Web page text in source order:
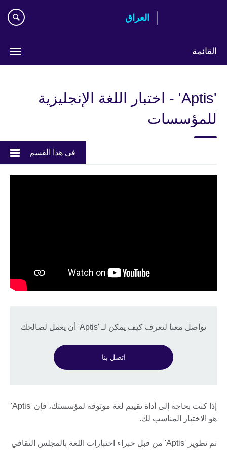
العراق
القائمة
'Aptis' - اختبار اللغة الإنجليزية
للمؤسسات
في هذا القسم
تواصل معنا لتعرف كيف يمكن لـ 'Aptis' أن يعمل لصالحك
اتصل بنا
إذا كنت بحاجة إلى أداة تقييم لغة موثوقة لمؤسستك، فإن 'Aptis'
هو الاختبار المناسب لك.
تم تطوير 'Aptis' من قبل خبراء اختبارات اللغة بالمجلس الثقافي